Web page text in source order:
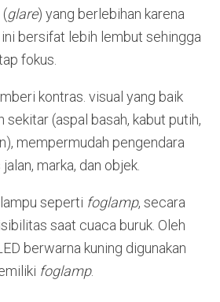
(glare) yang berlebihan karena
bersifat lebih lembut sehingga
fokus.
kontras. visual yang baik
sekitar (aspal basah, kabut putih,
mempermudah pengendara
marka, dan objek.
seperti foglamp, secara
saat cuaca buruk. Oleh
berwarna kuning digunakan
foglamp.